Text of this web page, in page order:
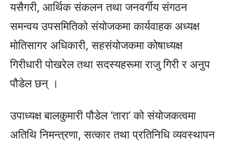
यसैगरी, आर्थिक संकलन तथा जनवर्गीय संगठन
समन्वय उपसमितिको संयोजकमा कार्यवाहक अध्यक्ष
मोतिसागर अधिकारी, सहसंयोजकमा कोषाध्यक्ष
गिरीधारी पोखरेल तथा सदस्यहरूमा राजु गिरी र अनुप
पौडेल छन् ।
उपाध्यक्ष बालकुमारी पौडेल ‘तारा’ को संयोजकत्वमा
अतिथि निमन्त्रणा, सत्कार तथा प्रतिनिधि व्यवस्थापन